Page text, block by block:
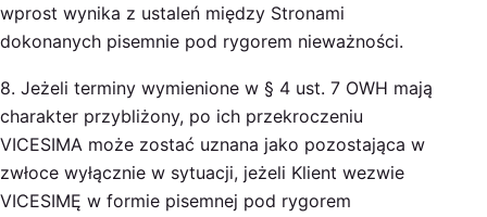
wprost wynika z ustaleń między Stronami
dokonanych pisemnie pod rygorem nieważności.
8. Jeżeli terminy wymienione w § 4 ust. 7 OWH mają
charakter przybliżony, po ich przekroczeniu
VICESIMA może zostać uznana jako pozostająca w
zwłoce wyłącznie w sytuacji, jeżeli Klient wezwie
VICESIMĘ w formie pisemnej pod rygorem